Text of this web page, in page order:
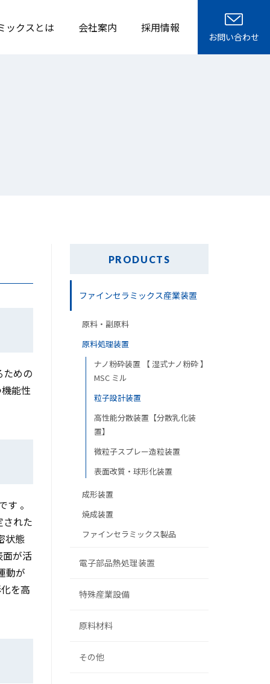
ックスとは 会社案内 採用情報
お問い合わせ
ための
能性
。
された
状態
面が活
動が
を高
PRODUCTS
ファインセラミックス産業装置
原料・副原料
原料処理装置
ナノ粉砕装置 【 湿式ナノ粉砕 】
MSC ミル
粒子設計装置
高性能分散装置【分散乳化装
置】
微粒子スプレー造粒装置
表面改質・球形化装置
成形装置
焼成装置
ファインセラミックス製品
電子部品熱処理装置
特殊産業設備
原料材料
その他